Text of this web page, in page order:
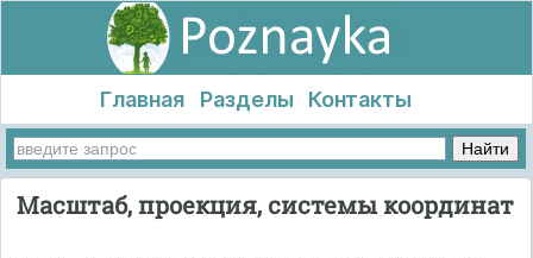
Главная Разделы Контакты
Масштаб, проекция, системы координат